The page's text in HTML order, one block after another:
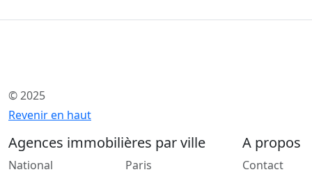
© 2025
Revenir en haut
Agences immobilières par ville
National
Paris
A propos
Contact